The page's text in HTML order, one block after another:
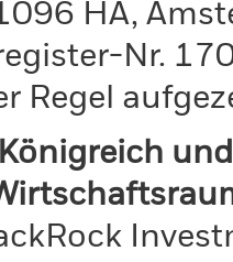
HA,
Nr.
Regel